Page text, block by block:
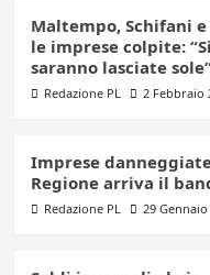
Maltempo, Schifani
le imprese colpite:
saranno lasciate
Redazione PL 2 Febbraio
Imprese
Regione arriva il
Redazione PL 29 Gennaio